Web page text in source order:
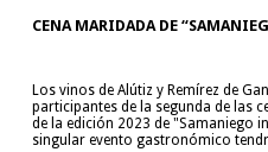
CENA MARIDADA DE
Los vinos de Alútiz y Remírez de
participantes de la segunda de las
de la edición 2023 de "Samaniego
singular evento gastronómico